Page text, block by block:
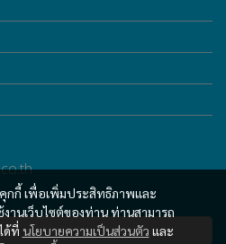
กกี้ เพื่อเพิ่มประสิทธิภาพและ
านเว็บไซต์ของท่าน ท่านสามารถ
ด้ที่ นโยบายความเป็นส่วนตัว และ